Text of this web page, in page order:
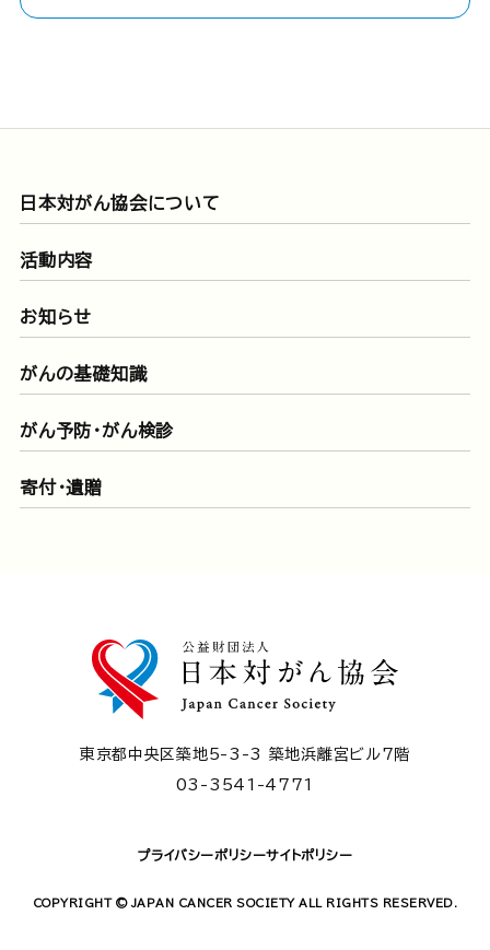
日本対がん協会について
活動内容
お知らせ
がんの基礎知識
がん予防・がん検診
寄付・遺贈
東京都中央区築地5-3-3 築地浜離宮ビル7階
03-3541-4771
プライバシーポリシーサイトポリシー
COPYRIGHT © JAPAN CANCER SOCIETY ALL RIGHTS RESERVED.